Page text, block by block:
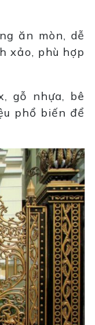
ăn mòn, dễ
xảo, phù hợp
gỗ nhựa, bê
phổ biến để